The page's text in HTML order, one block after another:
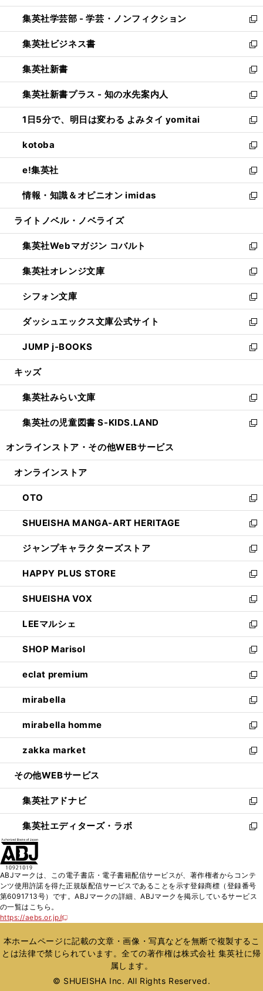
開
く
ウ
で
開
く
ン
ド
ウ
で
開
く
ウ
ィ
ン
ド
ウ
で
開
く
集英社学芸部 - 学芸・ノンフィクション
新
し
い
ウ
ィ
ン
ド
ウ
で
開
く
集英社ビジネス書
新
し
い
ウ
ィ
ン
ド
ウ
で
開
く
集英社新書
新
し
い
ウ
ィ
ン
ド
ウ
で
開
く
集英社新書プラス - 知の水先案内人
新
し
い
ウ
ィ
ン
ド
ウ
で
開
1日5分で、明日は変わる よみタイ yomitai
新
し
い
ウ
ィ
ン
ド
ウ
開
く
kotoba
新
し
い
ウ
ィ
ン
ウ
で
開
く
e!集英社
新
し
い
ウ
ン
ド
ウ
で
開
く
情報・知識＆オピニオン imidas
新
し
ウ
ィ
ン
ド
ウ
で
開
く
ライトノベル・ノベライズ
集英社Webマガジン コバルト
新
し
い
ウ
ィ
ン
ド
ウ
で
開
集英社オレンジ文庫
新
し
い
ウ
ィ
ン
ド
ウ
開
く
シフォン文庫
新
し
い
ウ
ィ
ン
ウ
で
開
く
ダッシュエックス文庫公式サイト
新
し
い
ウ
ン
ド
ウ
で
JUMP j-BOOKS
新
し
ウ
ィ
ン
ド
開
キッズ
集英社みらい文庫
新
し
い
ン
ウ
で
開
く
集英社の児童図書 S-KIDS.LAND
新
ウ
ン
ド
ウ
で
開
く
オンラインストア・ その他WEBサービス
オンラインストア
OTO
新
し
い
ウ
ィ
ン
ド
ウ
で
開
く
SHUEISHA MANGA-ART HERITAGE
新
し
い
ウ
ィ
ン
ド
ウ
で
開
く
ジャンプキャラクターズストア
新
し
い
ウ
ィ
ン
ド
ウ
で
開
く
HAPPY PLUS STORE
新
し
い
ウ
ィ
ン
ド
ウ
で
開
く
SHUEISHA VOX
新
し
い
ウ
ィ
ン
ド
ウ
で
開
く
LEEマルシェ
新
し
い
ウ
ィ
ン
ド
ウ
で
開
く
SHOP Marisol
新
し
い
ウ
ィ
ン
ド
ウ
で
開
eclat premium
新
し
い
ウ
ィ
ン
ド
ウ
開
く
mirabella
新
し
い
ウ
ィ
ン
ウ
で
開
く
mirabella homme
新
し
い
ウ
ン
ド
ウ
で
zakka market
新
し
ウ
ィ
ン
ド
く
その他WEBサービス
集英社アドナビ
新
し
い
ド
ウ
で
集英社エディターズ・ラボ
新
ィ
ン
ド
開
く
ABJマークは、この電子書店・電子書籍配信サービスが、著作権者からコンテ
ンツ使用許諾を得た正規版配信サービスであることを示す登録商標（登録番号
第6091713号）です。ABJマークの詳細、ABJマークを掲示しているサービス
の一覧はこちら。
https://aebs.or.jp/
新
い
ウ
ィ
ウ
本ホームページに記載の文章・画像・写真などを無断で複製するこ
とは法律で禁じられています。全ての著作権は株式会社 集英社に帰
属します。
© SHUEISHA Inc. All Rights Reserved.